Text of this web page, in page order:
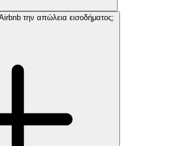
την απώλεια εισοδήματος;